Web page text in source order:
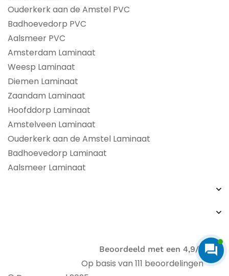
Ouderkerk aan de Amstel PVC
Badhoevedorp PVC
Aalsmeer PVC
Amsterdam Laminaat
Weesp Laminaat
Diemen Laminaat
Zaandam Laminaat
Hoofddorp Laminaat
Amstelveen Laminaat
Ouderkerk aan de Amstel Laminaat
Badhoevedorp Laminaat
Aalsmeer Laminaat
Beoordeeld met een 4,9/5
Op basis van 111 beoordelingen